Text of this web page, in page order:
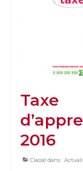
Taxe
2016
Classé dans :